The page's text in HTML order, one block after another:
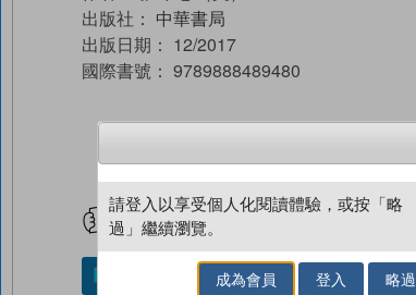
出版社： 中華書局
出版日期： 12/2017
國際書號： 9789888489480
試閲 加入閱讀紀錄
加入／閱讀電子書
請登入以享受個人化閱讀體驗，或按「略
過」繼續瀏覽。
成為會員 登入 略過